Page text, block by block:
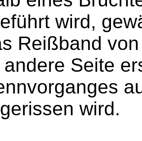
wird,
Reißband
Seite
wird.